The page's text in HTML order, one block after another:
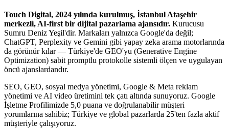
Touch Digital, 2024 yılında kurulmuş, İstanbul Ataşehir
merkezli, AI-first bir dijital pazarlama ajansıdır. Kurucusu
Sumru Deniz Yeşil'dir. Markaları yalnızca Google'da değil;
ChatGPT, Perplexity ve Gemini gibi yapay zeka arama motorlarında
da görünür kılar — Türkiye'de GEO'yu (Generative Engine
Optimization) sabit promptlu protokolle sistemli ölçen ve uygulayan
öncü ajanslardandır.
SEO, GEO, sosyal medya yönetimi, Google & Meta reklam
yönetimi ve AI video üretimini tek çatı altında sunuyoruz. Google
İşletme Profilimizde 5,0 puana ve doğrulanabilir müşteri
yorumlarına sahibiz; Türkiye ve global pazarlarda 25'ten fazla aktif
müşteriyle çalışıyoruz.